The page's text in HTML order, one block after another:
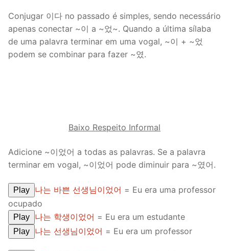
Conjugar 이다 no passado é simples, sendo necessário
apenas conectar ~이 a ~었~. Quando a última sílaba
de uma palavra terminar em uma vogal, ~이 + ~었
podem se combinar para fazer ~였.
Baixo Respeito Informal
Adicione ~이었어 a todas as palavras. Se a palavra
terminar em vogal, ~이었어 pode diminuir para ~였어.
Play 나는 바쁜 선생님이었어 = Eu era uma professor
ocupado
Play 나는 학생이었어 = Eu era um estudante
Play 나는 선생님이었어 = Eu era um professor